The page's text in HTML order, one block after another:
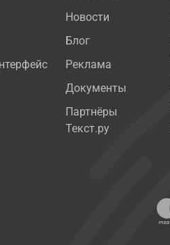
Новости
Блог
Реклама
Документы
Партнёры
Текст.ру